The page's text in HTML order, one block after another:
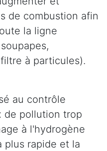
de combustion afin
la ligne
à particules).
au contrôle
de pollution trop
à l'hydrogène
plus rapide et la